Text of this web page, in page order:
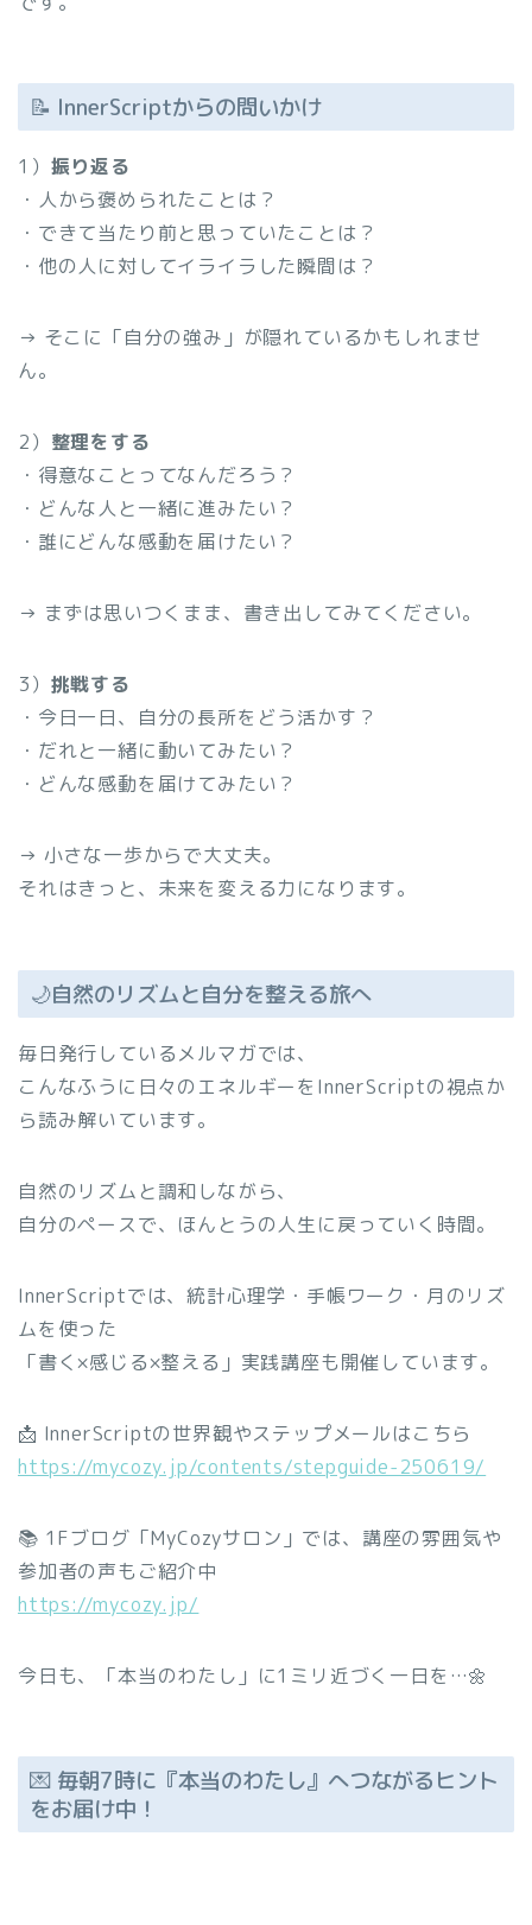
📝 InnerScriptからの問いかけ
1） 振り返る
・人から褒められたことは？
・できて当たり前と思っていたことは？
・他の人に対してイライラした瞬間は？
→ そこに「自分の強み」が隠れているかもしれませ
ん。
2） 整理をする
・得意なことってなんだろう？
・どんな人と一緒に進みたい？
・誰にどんな感動を届けたい？
→ まずは思いつくまま、書き出してみてください。
3） 挑戦する
・今日一日、自分の長所をどう活かす？
・だれと一緒に動いてみたい？
・どんな感動を届けてみたい？
→ 小さな一歩からで大丈夫。
それはきっと、未来を変える力になります。
🌙自然のリズムと自分を整える旅へ
毎日発行しているメルマガでは、
こんなふうに日々のエネルギーをInnerScriptの視点か
ら読み解いています。
自然のリズムと調和しながら、
自分のペースで、ほんとうの人生に戻っていく時間。
InnerScriptでは、統計心理学・手帳ワーク・月のリズ
ムを使った
「書く×感じる×整える」実践講座も開催しています。
📩 InnerScriptの世界観やステップメールはこちら
https://mycozy.jp/contents/stepguide-250619/
📚 1Fブログ「MyCozyサロン」では、講座の雰囲気や
参加者の声もご紹介中
https://mycozy.jp/
今日も、「本当のわたし」に1ミリ近づく一日を…🌼
💌 毎朝7時に『本当のわたし』へつながるヒント
をお届け中！